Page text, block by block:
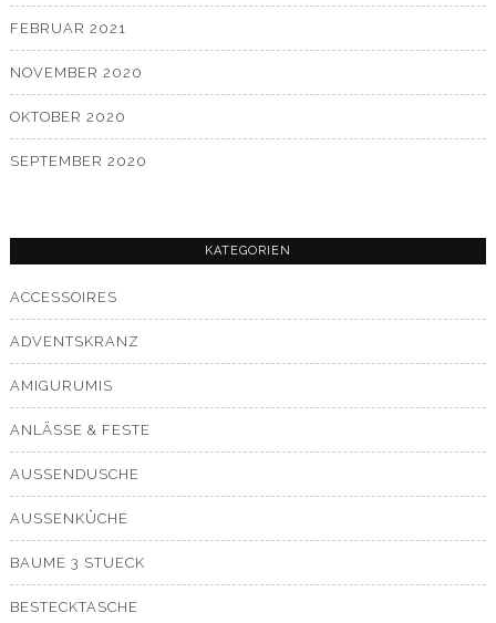
FEBRUAR 2021
NOVEMBER 2020
OKTOBER 2020
SEPTEMBER 2020
KATEGORIEN
ACCESSOIRES
ADVENTSKRANZ
AMIGURUMIS
ANLÄSSE & FESTE
AUSSENDUSCHE
AUSSENKÜCHE
BAUME 3 STUECK
BESTECKTASCHE